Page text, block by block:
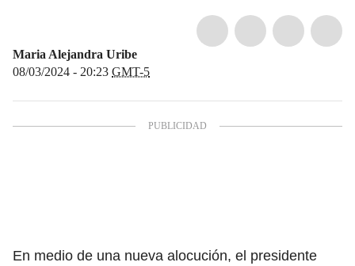
Maria Alejandra Uribe
08/03/2024 - 20:23 GMT-5
En medio de una nueva alocución, el presidente